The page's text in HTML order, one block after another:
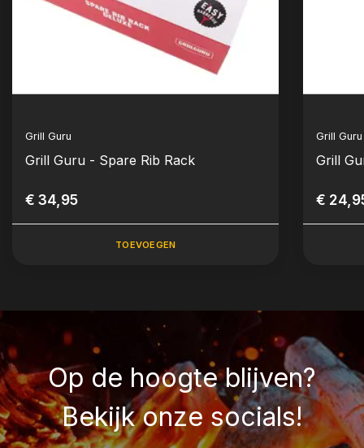
Grill Guru
Grill Guru - Spare Rib Rack
€ 34,95
TOEVOEGEN
Grill Guru
Grill
€
Op de hoogte blijven?
Bekijk onze socials!